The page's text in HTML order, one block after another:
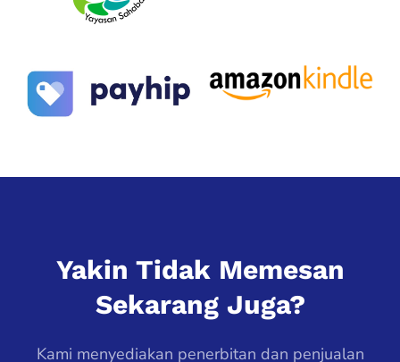
Yakin Tidak Memesan
Sekarang Juga?
Kami menyediakan penerbitan dan penjualan